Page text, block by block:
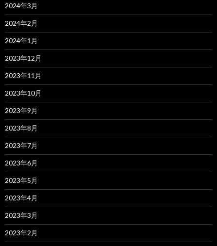
2024年3月
2024年2月
2024年1月
2023年12月
2023年11月
2023年10月
2023年9月
2023年8月
2023年7月
2023年6月
2023年5月
2023年4月
2023年3月
2023年2月